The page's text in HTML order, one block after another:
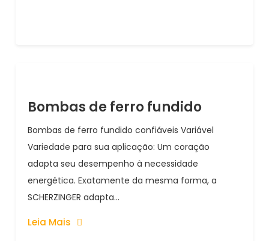
Bombas de ferro fundido
Bombas de ferro fundido confiáveis Variável
Variedade para sua aplicação: Um coração
adapta seu desempenho à necessidade
energética. Exatamente da mesma forma, a
SCHERZINGER adapta...
Leia Mais